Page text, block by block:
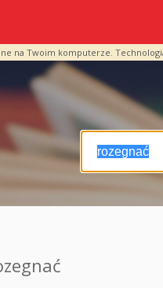
na Twoim komputerze.